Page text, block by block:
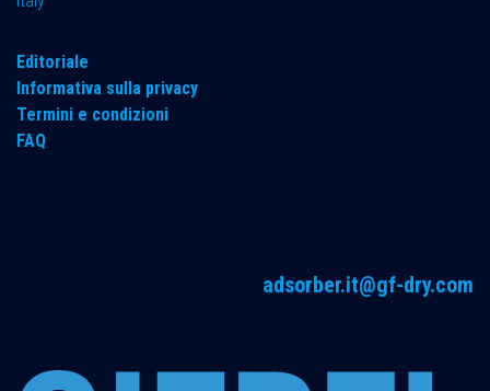
Editoriale
Informativa sulla privacy
Termini e condizioni
FAQ
adsorber.it@gf-dry.com